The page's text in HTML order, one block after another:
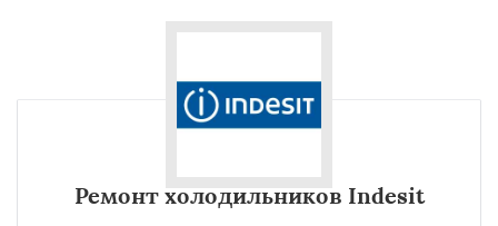
Ремонт холодильников Indesit